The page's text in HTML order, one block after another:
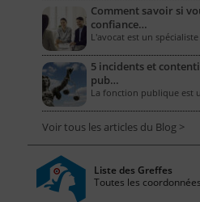
Comment savoir si
confiance…
L'avocat est un
5 incidents et
pub…
La fonction publique est
Voir tous les articles du Blog >
Liste des Greffes
Toutes les